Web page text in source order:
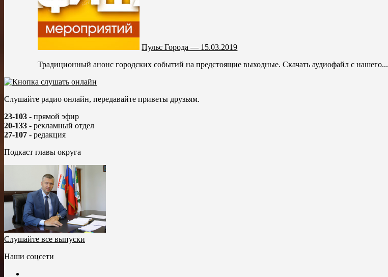
Пульс Города — 15.03.2019
Традиционный анонс городских событий на предстоящие выходные. Скачать аудиофайл с нашего...
Слушайте радио онлайн, передавайте приветы друзьям.
23-103 - прямой эфир
20-133 - рекламный отдел
27-107 - редакция
Подкаст главы округа
Слушайте все выпуски
Наши соцсети